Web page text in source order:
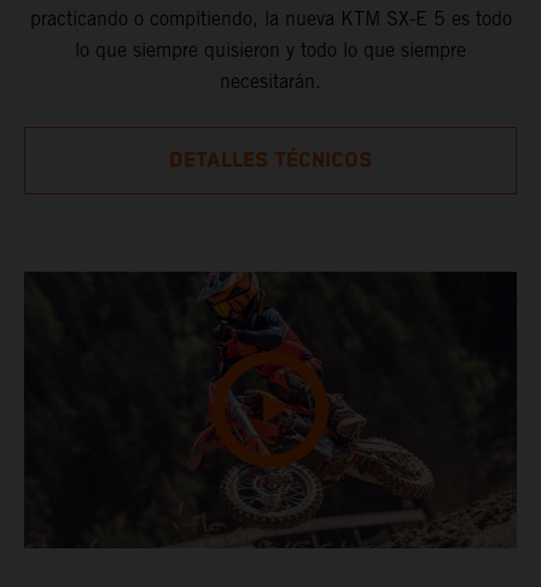
practicando o compitiendo, la nueva KTM SX-E 5 es todo
lo que siempre quisieron y todo lo que siempre
necesitarán.
DETALLES TÉCNICOS